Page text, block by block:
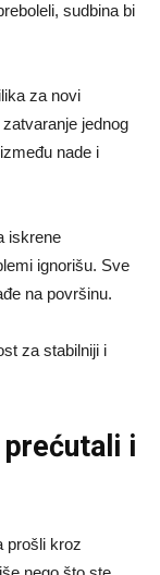
sudbina bi
za novi
jednog
nade i
iskrene
ignorišu. Sve
na površinu.
za stabilniji i
i
prošli kroz